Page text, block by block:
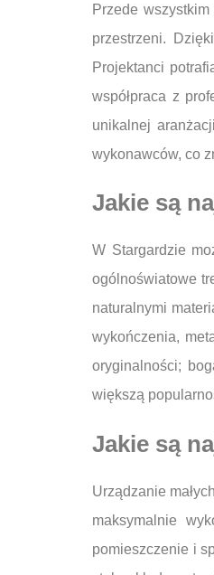
Przede
przestrzeni.
Projektanci
współpraca z
unikalnej
wykonawców, co
Jakie są
W Stargardzie
ogólnoświatowe
naturalnymi
wykończenia,
oryginalności;
większą
Jakie są
Urządzanie
maksymalnie
pomieszczenie i